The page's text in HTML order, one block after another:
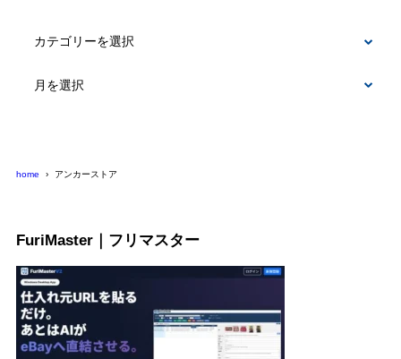
home アンカーストア
FuriMaster｜フリマスター